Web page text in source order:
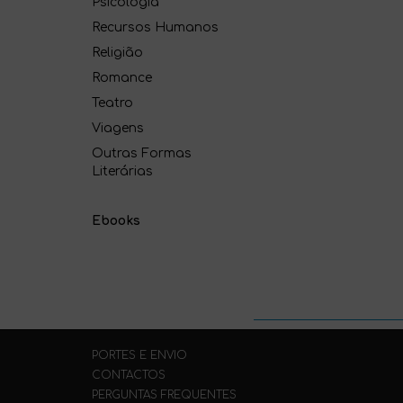
Recursos Humanos
Religião
Romance
Teatro
Viagens
Outras Formas
Literárias
Ebooks
PORTES E ENVIO
CONTACTOS
PERGUNTAS FREQUENTES